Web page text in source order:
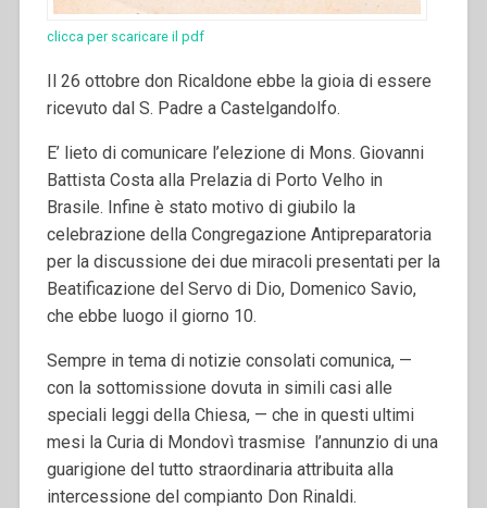
clicca per scaricare il pdf
Il 26 ottobre don Ricaldone ebbe la gioia di essere
ricevuto dal S. Padre a Castelgandolfo.
E’ lieto di comunicare l’elezione di Mons. Giovanni
Battista Costa alla Prelazia di Porto Velho in
Brasile. Infine è stato motivo di giubilo la
celebrazione della Congregazione Antipreparatoria
per la discussione dei due miracoli presentati per la
Beatificazione del Servo di Dio, Domenico Savio,
che ebbe luogo il giorno 10.
Sempre in tema di notizie consolati comunica, —
con la sottomissione dovuta in simili casi alle
speciali leggi della Chiesa, — che in questi ultimi
mesi la Curia di Mondovì trasmise l’annunzio di una
guarigione del tutto straordinaria attribuita alla
intercessione del compianto Don Rinaldi.